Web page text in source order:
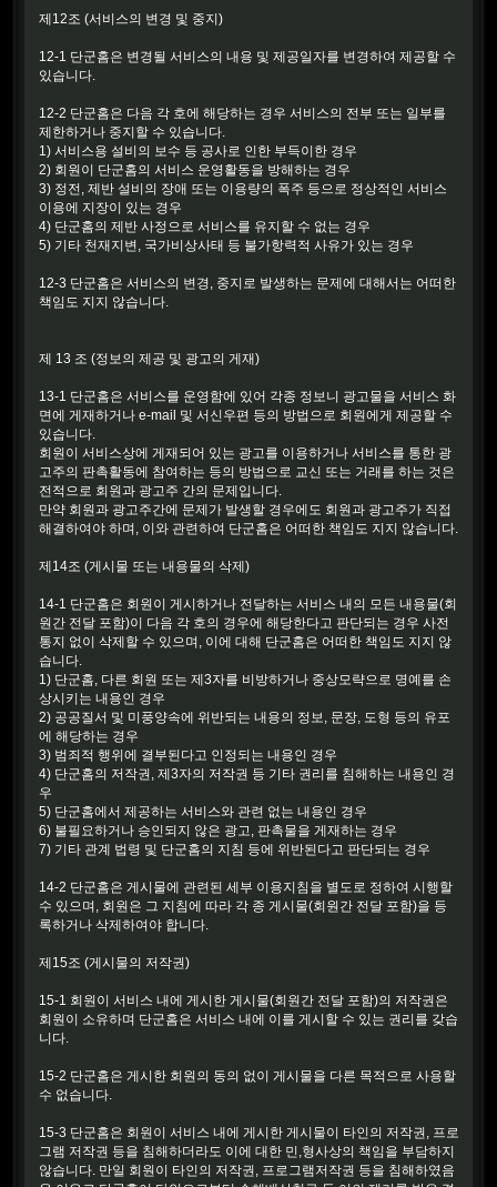
제12조 (서비스의 변경 및 중지)
12-1 단군홈은 변경될 서비스의 내용 및 제공일자를 변경하여 제공할 수
있습니다.
12-2 단군홈은 다음 각 호에 해당하는 경우 서비스의 전부 또는 일부를
제한하거나 중지할 수 있습니다.
1) 서비스용 설비의 보수 등 공사로 인한 부득이한 경우
2) 회원이 단군홈의 서비스 운영활동을 방해하는 경우
3) 정전, 제반 설비의 장애 또는 이용량의 폭주 등으로 정상적인 서비스
이용에 지장이 있는 경우
4) 단군홈의 제반 사정으로 서비스를 유지할 수 없는 경우
5) 기타 천재지변, 국가비상사태 등 불가항력적 사유가 있는 경우
12-3 단군홈은 서비스의 변경, 중지로 발생하는 문제에 대해서는 어떠한
책임도 지지 않습니다.
제 13 조 (정보의 제공 및 광고의 게재)
13-1 단군홈은 서비스를 운영함에 있어 각종 정보니 광고물을 서비스 화
면에 게재하거나 e-mail 및 서신우편 등의 방법으로 회원에게 제공할 수
있습니다.
회원이 서비스상에 게재되어 있는 광고를 이용하거나 서비스를 통한 광
고주의 판촉활동에 참여하는 등의 방법으로 교신 또는 거래를 하는 것은
전적으로 회원과 광고주 간의 문제입니다.
만약 회원과 광고주간에 문제가 발생할 경우에도 회원과 광고주가 직접
해결하여야 하며, 이와 관련하여 단군홈은 어떠한 책임도 지지 않습니다.
제14조 (게시물 또는 내용물의 삭제)
14-1 단군홈은 회원이 게시하거나 전달하는 서비스 내의 모든 내용물(회
원간 전달 포함)이 다음 각 호의 경우에 해당한다고 판단되는 경우 사전
통지 없이 삭제할 수 있으며, 이에 대해 단군홈은 어떠한 책임도 지지 않
습니다.
1) 단군홈, 다른 회원 또는 제3자를 비방하거나 중상모략으로 명예를 손
상시키는 내용인 경우
2) 공공질서 및 미풍양속에 위반되는 내용의 정보, 문장, 도형 등의 유포
에 해당하는 경우
3) 범죄적 행위에 결부된다고 인정되는 내용인 경우
4) 단군홈의 저작권, 제3자의 저작권 등 기타 권리를 침해하는 내용인 경
우
5) 단군홈에서 제공하는 서비스와 관련 없는 내용인 경우
6) 불필요하거나 승인되지 않은 광고, 판촉물을 게재하는 경우
7) 기타 관계 법령 및 단군홈의 지침 등에 위반된다고 판단되는 경우
14-2 단군홈은 게시물에 관련된 세부 이용지침을 별도로 정하여 시행할
수 있으며, 회원은 그 지침에 따라 각 종 게시물(회원간 전달 포함)을 등
록하거나 삭제하여야 합니다.
제15조 (게시물의 저작권)
15-1 회원이 서비스 내에 게시한 게시물(회원간 전달 포함)의 저작권은
회원이 소유하며 단군홈은 서비스 내에 이를 게시할 수 있는 권리를 갖습
니다.
15-2 단군홈은 게시한 회원의 동의 없이 게시물을 다른 목적으로 사용할
수 없습니다.
15-3 단군홈은 회원이 서비스 내에 게시한 게시물이 타인의 저작권, 프로
그램 저작권 등을 침해하더라도 이에 대한 민,형사상의 책임을 부담하지
않습니다. 만일 회원이 타인의 저작권, 프로그램저작권 등을 침해하였음